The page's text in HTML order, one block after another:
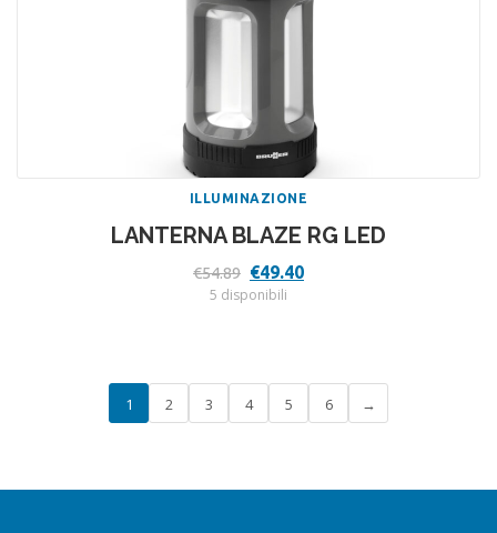
ILLUMINAZIONE
LANTERNA BLAZE RG LED
€54.89 Il
prezzo
originale
€49.40Il
5 disponibili
1 2 3 4 5 6 →